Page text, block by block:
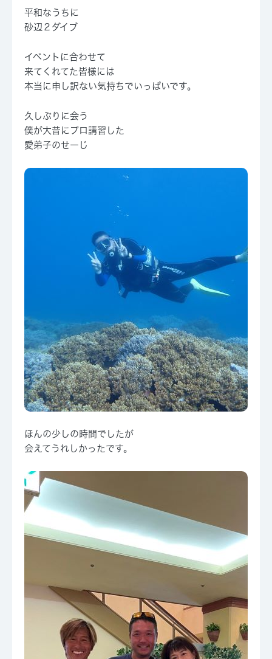
平和なうちに
砂辺２ダイブ
イベントに合わせて
来てくれてた皆様には
本当に申し訳ない気持ちでいっぱいです。
久しぶりに会う
僕が大昔にプロ講習した
愛弟子のせーじ
ほんの少しの時間でしたが
会えてうれしかったです。